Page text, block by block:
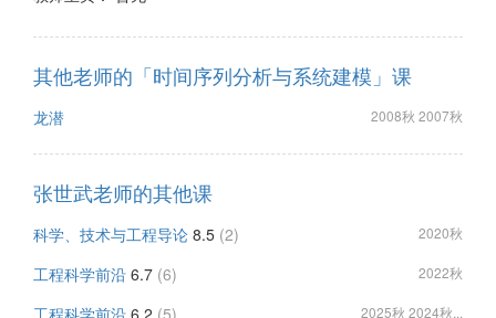
其他老师的「时间序列分析与系统建模」课
龙潜 2008秋 2007秋
张世武老师的其他课
科学、技术与工程导论 8.5 (2) 2020秋
工程科学前沿 6.7 (6) 2022秋
工程科学前沿 6.2 (5) 2025秋 2024秋...